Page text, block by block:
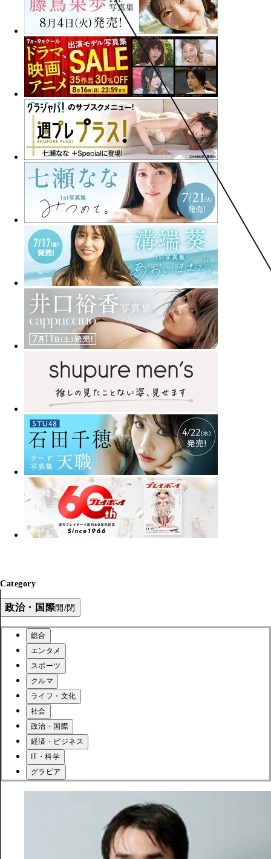
Category
政治・国際開/閉
総合
エンタメ
スポーツ
クルマ
ライフ・文化
社会
政治・国際
経済・ビジネス
IT・科学
グラビア